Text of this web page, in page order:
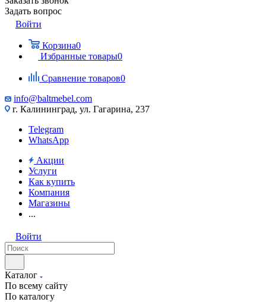
Задать вопрос
Войти
Корзина0
Избранные товары0
Сравнение товаров0
info@baltmebel.com
г. Калининград, ул. Гагарина, 237
Telegram
WhatsApp
Акции
Услуги
Как купить
Компания
Магазины
...
Войти
Каталог
По всему сайту
По каталогу